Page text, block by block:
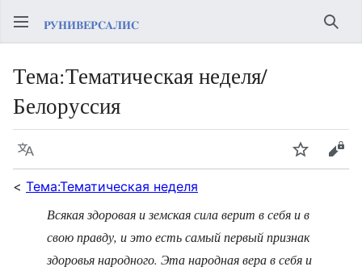
Тема:Тематическая неделя/
Белоруссия
Язык Следить
< Тема:Тематическая неделя
Всякая здоровая и земская сила верит в себя и в
свою правду, и это есть самый первый признак
здоровья народного. Эта народная вера в себя и